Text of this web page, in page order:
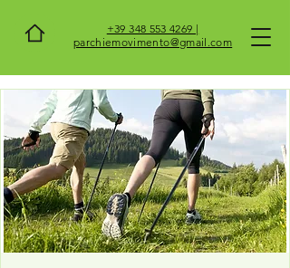
+39 348 553 4269 |
parchiemovimento@gmail.com